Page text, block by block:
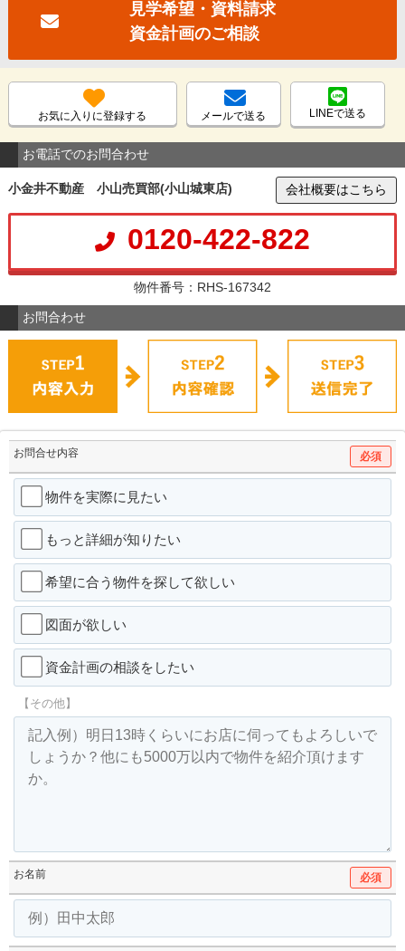
見学希望・資料請求
資金計画のご相談
お気に入りに登録する メールで送る LINEで送る
お電話でのお問合わせ
小金井不動産 小山売買部(小山城東店) 会社概要はこちら
0120-422-822
物件番号：RHS-167342
お問合わせ
お問合せ内容 必須
物件を実際に見たい
もっと詳細が知りたい
希望に合う物件を探して欲しい
図面が欲しい
資金計画の相談をしたい
【その他】
お名前 必須